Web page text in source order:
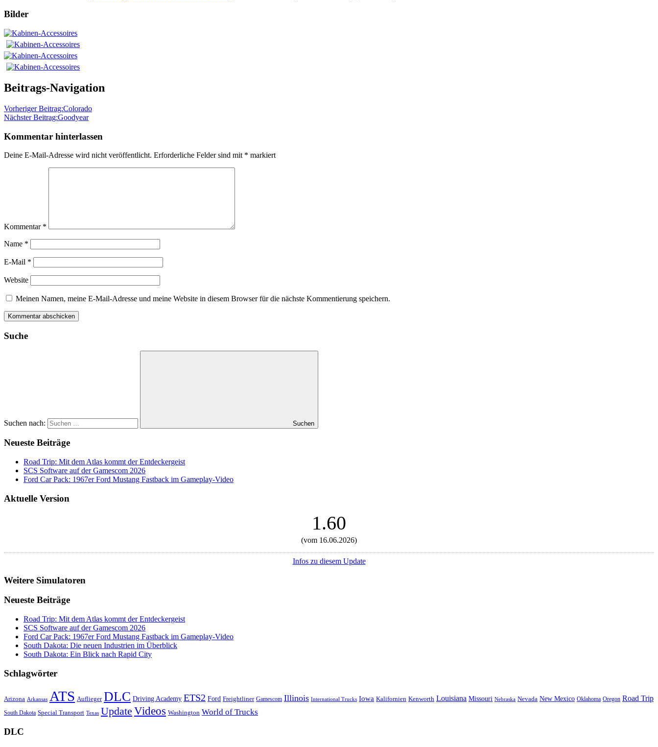
Bilder
Beitrags-Navigation
Vorheriger Beitrag:Colorado
Nächster Beitrag:Goodyear
Kommentar hinterlassen
Deine E-Mail-Adresse wird nicht veröffentlicht. Erforderliche Felder sind mit * markiert
Kommentar *
Name *
E-Mail *
Website
Meinen Namen, meine E-Mail-Adresse und meine Website in diesem Browser für die nächste Kommentierung speichern.
Suche
Suchen nach: Suchen
Neueste Beiträge
Road Trip: Mit dem Atlas kommt der Entdeckergeist
SCS Software auf der Gamescom 2026
Ford Car Pack: 1967er Ford Mustang Fastback im Gameplay-Video
Aktuelle Version
1.60
(vom 16.06.2026)
Infos zu diesem Update
Weitere Simulatoren
Neueste Beiträge
Road Trip: Mit dem Atlas kommt der Entdeckergeist
SCS Software auf der Gamescom 2026
Ford Car Pack: 1967er Ford Mustang Fastback im Gameplay-Video
South Dakota: Die neuen Industrien im Überblick
South Dakota: Ein Blick nach Rapid City
Schlagwörter
Arizona Arkansas ATS Auflieger DLC Driving Academy ETS2 Ford Freightliner Gamescom Illinois International Trucks Iowa Kalifornien Kenworth Louisiana Missouri Nebraska Nevada New Mexico Oklahoma Oregon Road Trip
South Dakota Special Transport Texas Update Videos Washington World of Trucks
DLC